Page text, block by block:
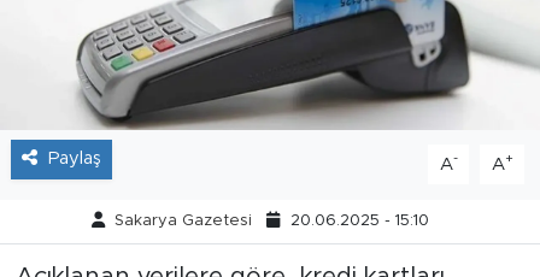
Paylaş A- A+
Sakarya Gazetesi 20.06.2025 - 15:10
Resmi İlanlar
Söyleşi
Foto Şaka